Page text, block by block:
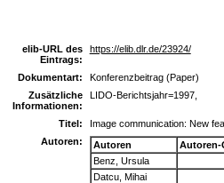
elib-URL des
Eintrags:
https://elib.dlr.de/23924/
Dokumentart:
Konferenzbeitrag (Paper)
Zusätzliche
Informationen:
LIDO-Berichtsjahr=1997,
Titel:
Image communication: New
Autoren:
Autoren
Autoren-
Benz, Ursula
Datcu, Mihai